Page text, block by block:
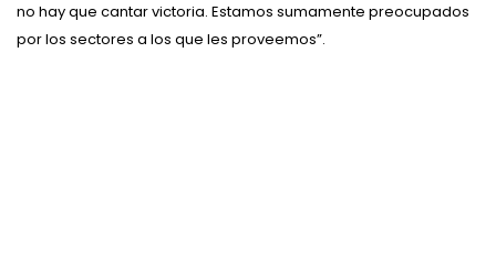
no hay que cantar victoria. Estamos sumamente preocupados
por los sectores a los que les proveemos”.